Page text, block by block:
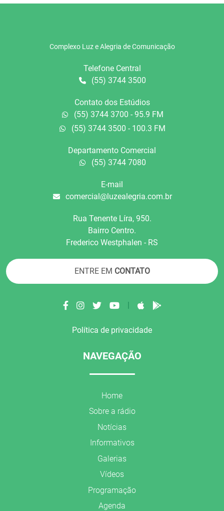
Complexo Luz e Alegria de Comunicação
Telefone Central
(55) 3744 3500
Contato dos Estúdios
(55) 3744 3700 - 95.9 FM
(55) 3744 3500 - 100.3 FM
Departamento Comercial
(55) 3744 7080
E-mail
comercial@luzealegria.com.br
Rua Tenente Líra, 950.
Bairro Centro.
Frederico Westphalen - RS
ENTRE EM CONTATO
|
Política de privacidade
NAVEGAÇÃO
Home
Sobre a rádio
Notícias
Informativos
Galerias
Vídeos
Programação
Agenda